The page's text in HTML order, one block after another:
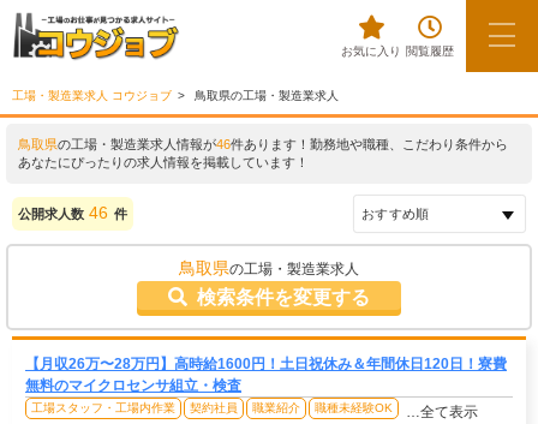
お気に入り 閲覧履歴
工場・製造業求人 コウジョブ 鳥取県の工場・製造業求人
鳥取県の工場・製造業求人情報が46件あります！勤務地や職種、こだわり条件から
あなたにぴったりの求人情報を掲載しています！
公開求人数 46 件
鳥取県の工場・製造業求人
検索条件を変更する
【月収26万〜28万円】高時給1600円！土日祝休み＆年間休日120日！寮費
無料のマイクロセンサ組立・検査
工場スタッフ・工場内作業 契約社員 職業紹介 職種未経験OK …全て表示